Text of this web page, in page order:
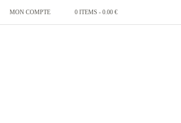
MON COMPTE 0 ITEMS - 0.00 €